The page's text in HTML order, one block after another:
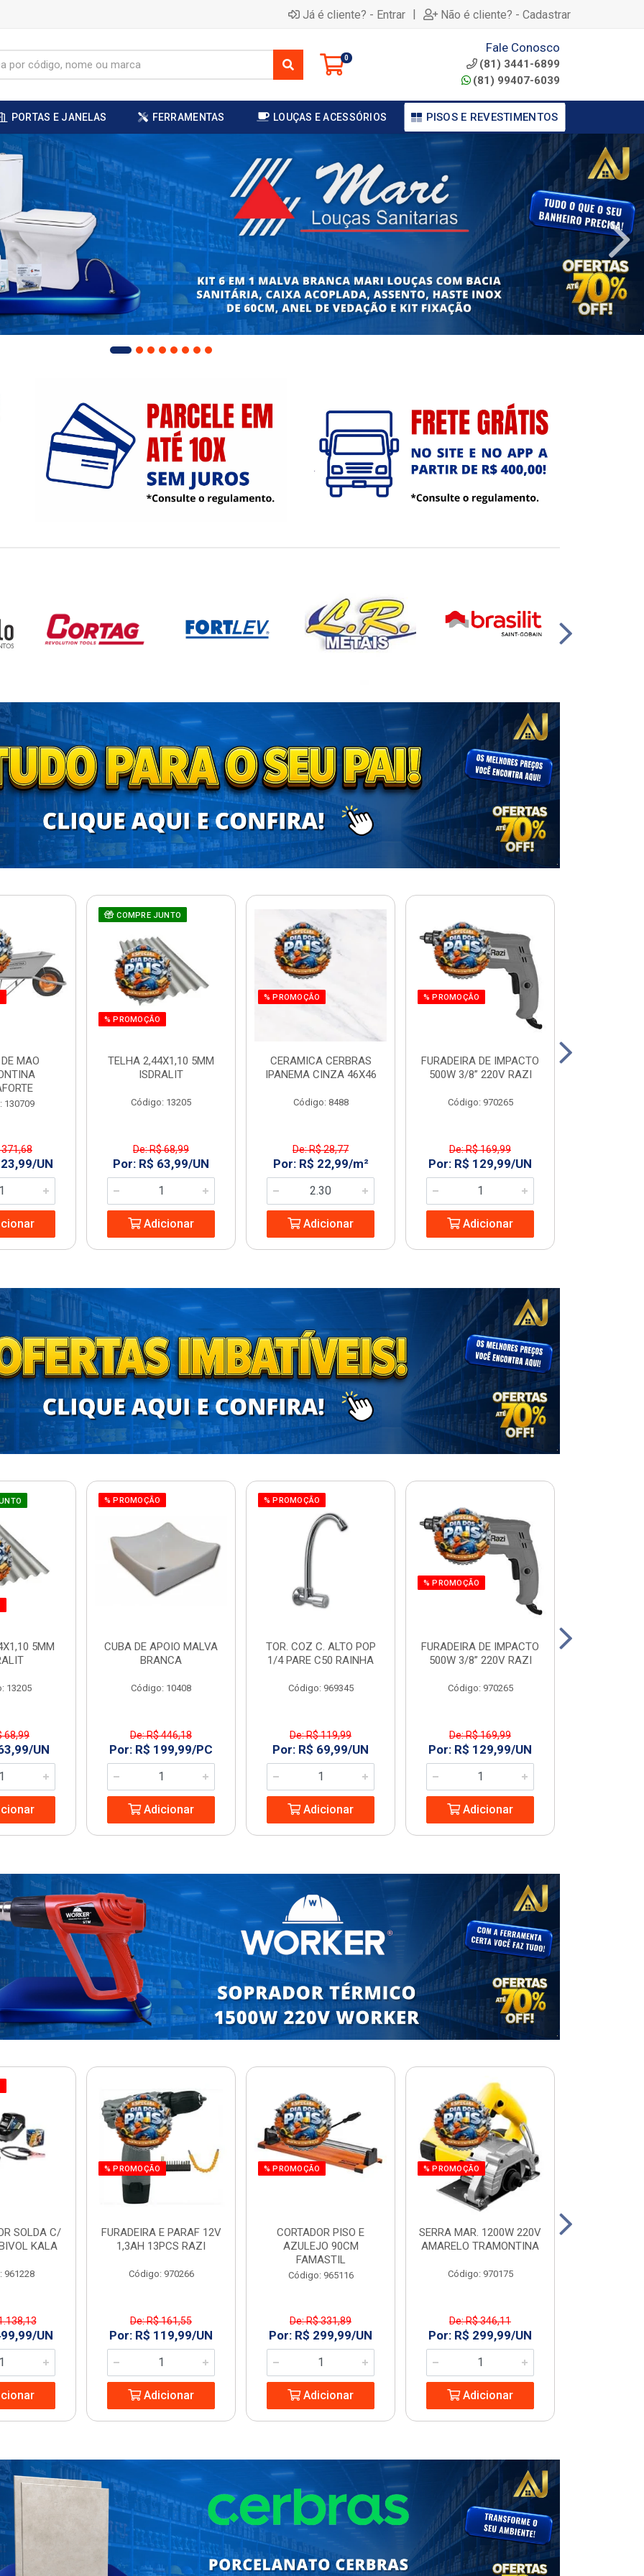
Já é cliente? - Entrar | Não é cliente? - Cadastrar
0
Fale Conosco
(81) 3441-6899
(81) 99407-6039
PORTAS E JANELAS FERRAMENTAS LOUÇAS E ACESSÓRIOS PISOS E REVESTIMENTOS
MAO
130709
371,68
UN
COMPRE JUNTO
% PROMOÇÃO
TELHA 2,44X1,10 5MM
ISDRALIT
Código: 13205
De: R$ 68,99
Por: R$ 63,99/UN
Adicionar
% PROMOÇÃO
CERAMICA CERBRAS
IPANEMA CINZA 46X46
Código: 8488
De: R$ 28,77
Por: R$ 22,99/m²
Adicionar
% PROMOÇÃO
FURADEIRA DE IMPACTO
500W 3/8” 220V RAZI
Código: 970265
De: R$ 169,99
Por: R$ 129,99/UN
Adicionar
5MM
13205
68,99
UN
% PROMOÇÃO
CUBA DE APOIO MALVA
BRANCA
Código: 10408
De: R$ 446,18
Por: R$ 199,99/PC
Adicionar
% PROMOÇÃO
TOR. COZ C. ALTO POP
1/4 PARE C50 RAINHA
Código: 969345
De: R$ 119,99
Por: R$ 69,99/UN
Adicionar
% PROMOÇÃO
FURADEIRA DE IMPACTO
500W 3/8” 220V RAZI
Código: 970265
De: R$ 169,99
Por: R$ 129,99/UN
Adicionar
SOLDA C/
KALA
961228
UN
% PROMOÇÃO
FURADEIRA E PARAF 12V
1,3AH 13PCS RAZI
Código: 970266
De: R$ 161,55
Por: R$ 119,99/UN
Adicionar
% PROMOÇÃO
CORTADOR PISO E
AZULEJO 90CM
FAMASTIL
Código: 965116
De: R$ 331,89
Por: R$ 299,99/UN
Adicionar
% PROMOÇÃO
SERRA MAR. 1200W 220V
AMARELO TRAMONTINA
Código: 970175
De: R$ 346,11
Por: R$ 299,99/UN
Adicionar